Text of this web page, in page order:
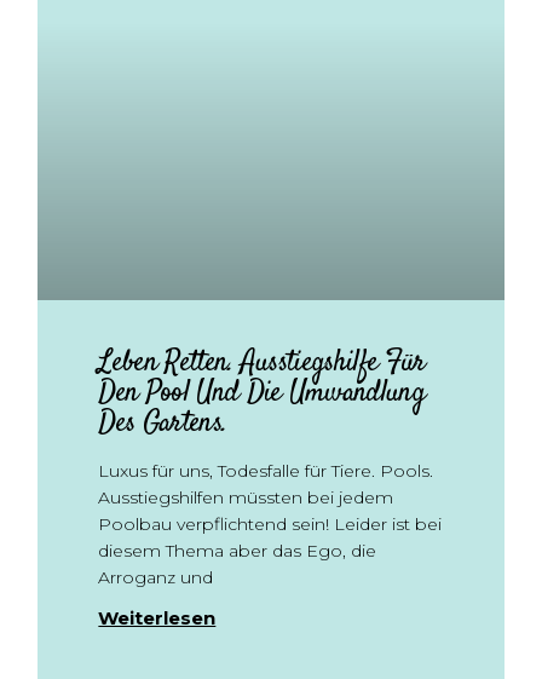
Leben Retten. Ausstiegshilfe Für
Den Pool Und Die Umwandlung
Des Gartens.
Luxus für uns, Todesfalle für Tiere. Pools.
Ausstiegshilfen müssten bei jedem
Poolbau verpflichtend sein! Leider ist bei
diesem Thema aber das Ego, die
Arroganz und
Weiterlesen